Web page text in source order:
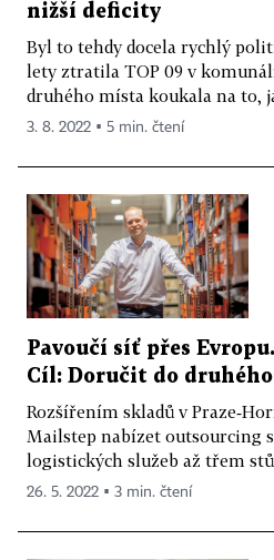
nižší deficity
Byl to tehdy docela rychlý
lety ztratila TOP 09 v
druhého místa koukala na to,
3. 8. 2022 ▪ 5 min. čtení
Pavoučí síť přes Evropu.
Cíl: Doručit do
Rozšířením skladů v
Mailstep nabízet outsourcing
logistických služeb až třem
26. 5. 2022 ▪ 3 min. čtení